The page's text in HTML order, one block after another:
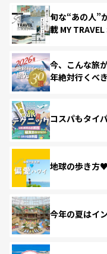
旬な“あの人”
載 MY
今、こんな旅
年絶対行くべ
コスパもタイ
地球の歩き方
今年の夏はイ